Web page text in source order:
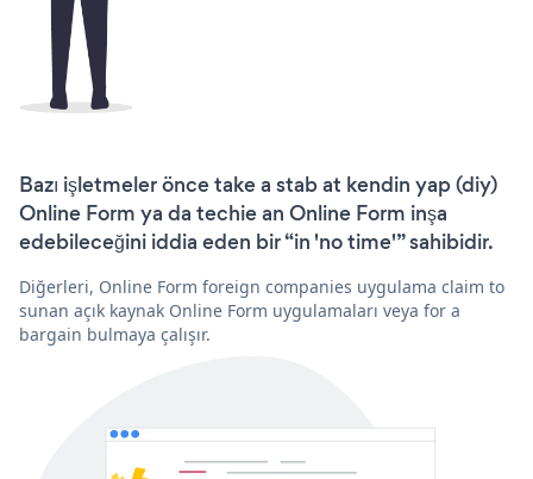
Bazı işletmeler önce take a stab at kendin yap (diy)
Online Form ya da techie an Online Form inşa
edebileceğini iddia eden bir “in 'no time'” sahibidir.
Diğerleri, Online Form foreign companies uygulama claim to
sunan açık kaynak Online Form uygulamaları veya for a
bargain bulmaya çalışır.